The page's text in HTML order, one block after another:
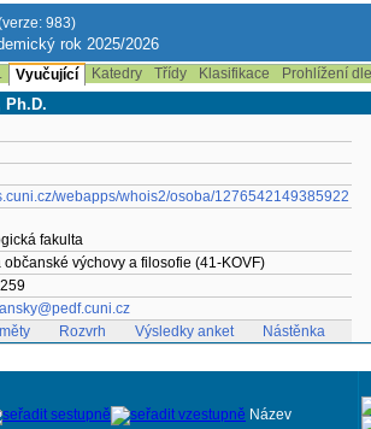
983)
rok 2025/2026
Vyučující Katedry Třídy Klasifikace Prohlížení
Ph.D.
webapps/whois2/osoba/1276542149385922
fakulta
občanské výchovy a filosofie (41-KOVF)
Rozvrh Výsledky anket Nástěnka
Název